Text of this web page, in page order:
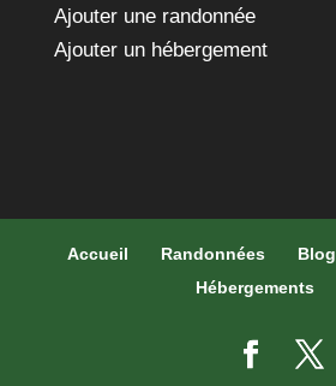
Ajouter une randonnée
Ajouter un hébergement
Accueil Randonnées Blog
Hébergements